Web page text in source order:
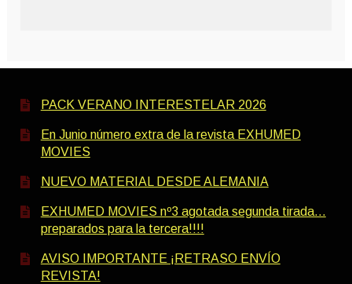
PACK VERANO INTERESTELAR 2026
En Junio número extra de la revista EXHUMED
MOVIES
NUEVO MATERIAL DESDE ALEMANIA
EXHUMED MOVIES nº3 agotada segunda tirada…
preparados para la tercera!!!!
AVISO IMPORTANTE ¡RETRASO ENVÍO
REVISTA!